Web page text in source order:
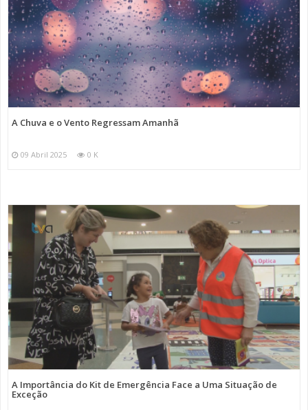
A Chuva e o Vento Regressam Amanhã
09 Abril 2025 0 K
A Importância do Kit de Emergência Face a Uma Situação de
Exceção